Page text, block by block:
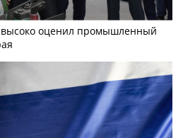
оценил промышленный